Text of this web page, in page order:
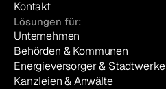
Kontakt
Lösungen für:
Unternehmen
Behörden & Kommunen
Energieversorger & Stadtwerke
Kanzleien & Anwälte